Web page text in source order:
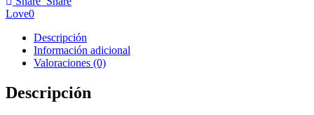
GABARRON
cantidad
Love0
Descripción
Información adicional
Valoraciones (0)
Descripción